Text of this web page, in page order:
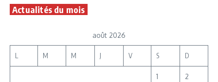
Actualités du mois
août 2026
L M M J V S D
1 2